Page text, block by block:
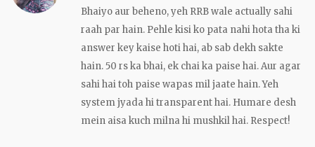
Bhaiyo aur beheno, yeh RRB wale actually sahi
raah par hain. Pehle kisi ko pata nahi hota tha ki
answer key kaise hoti hai, ab sab dekh sakte
hain. 50 rs ka bhai, ek chai ka paise hai. Aur agar
sahi hai toh paise wapas mil jaate hain. Yeh
system jyada hi transparent hai. Humare desh
mein aisa kuch milna hi mushkil hai. Respect!